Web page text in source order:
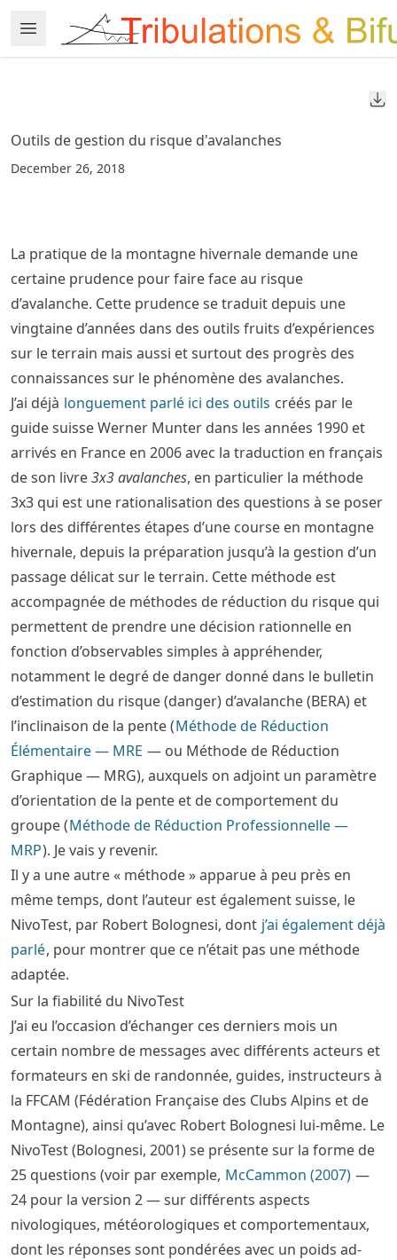
to
article
to
content
Open Menu
Made with MyST
Outils de gestion du risque d'avalanches
December 26, 2018
La pratique de la montagne hivernale demande une
certaine prudence pour faire face au risque
d’avalanche. Cette prudence se traduit depuis une
vingtaine d’années dans des outils fruits d’expériences
sur le terrain mais aussi et surtout des progrès des
connaissances sur le phénomène des avalanches.
J’ai déjà longuement parlé ici des outils créés par le
guide suisse Werner Munter dans les années 1990 et
arrivés en France en 2006 avec la traduction en français
de son livre3x3 avalanches, en particulier la méthode
3x3 qui est une rationalisation des questions à se poser
lors des différentes étapes d’une course en montagne
hivernale, depuis la préparation jusqu’à la gestion d’un
passage délicat sur le terrain. Cette méthode est
accompagnée de méthodes de réduction du risque qui
permettent de prendre une décision rationnelle en
fonction d’observables simples à appréhender,
notamment le degré de danger donné dans le bulletin
d’estimation du risque (danger) d’avalanche (BERA) et
l’inclinaison de la pente (Méthode de Réduction
Élémentaire — MRE — ou Méthode de Réduction
Graphique — MRG), auxquels on adjoint un paramètre
d’orientation de la pente et de comportement du
groupe (Méthode de Réduction Professionnelle —
MRP). Je vais y revenir.
Il y a une autre « méthode » apparue à peu près en
même temps, dont l’auteur est également suisse, le
NivoTest, par Robert Bolognesi, dont j’ai également déjà
parlé, pour montrer que ce n’était pas une méthode
adaptée.
Sur la fiabilité du NivoTest
J’ai eu l’occasion d’échanger ces derniers mois un
certain nombre de messages avec différents acteurs et
formateurs en ski de randonnée, guides, instructeurs à
la FFCAM (Fédération Française des Clubs Alpins et de
Montagne), ainsi qu’avec Robert Bolognesi lui-même. Le
NivoTest (Bolognesi, 2001) se présente sur la forme de
25 questions (voir par exemple, McCammon (2007) —
24 pour la version 2 — sur différents aspects
nivologiques, météorologiques et comportementaux,
dont les réponses sont pondérées avec un poids ad-